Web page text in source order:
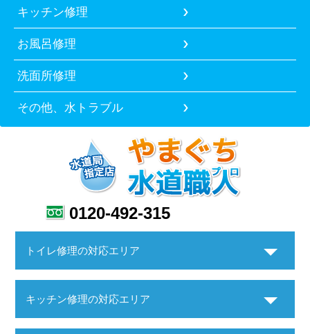
キッチン修理
お風呂修理
洗面所修理
その他、水トラブル
0120-492-315
トイレ修理の対応エリア
キッチン修理の対応エリア